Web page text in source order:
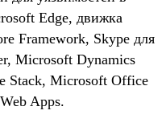
Edge, движка
Framework, Skype для
Microsoft Dynamics
Stack, Microsoft Office
Apps.